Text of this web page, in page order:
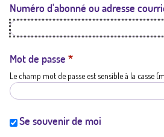
t
a
t
i
Numéro d'abonné ou adresse
Mot de passe *
Le champ mot de passe est sensible à la casse
Se souvenir de moi